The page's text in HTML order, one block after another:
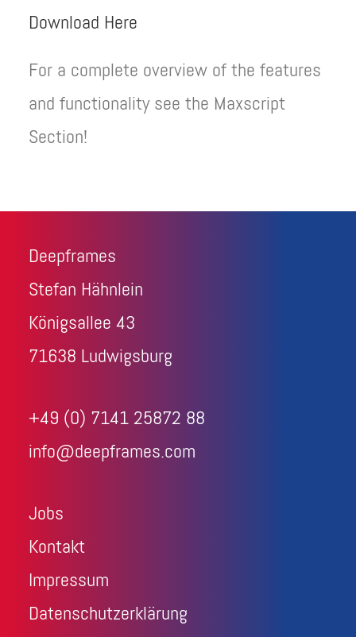
Download Here
For a complete overview of the features
and functionality see the Maxscript
Section!
Deepframes
Stefan Hähnlein
Königsallee 43
71638 Ludwigsburg
+49 (0) 7141 25872 88
info@deepframes.com
Jobs
Kontakt
Impressum
Datenschutzerklärung